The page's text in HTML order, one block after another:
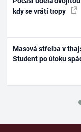
kdy se vrátí tropy
Masová střelba v
Student po útoku